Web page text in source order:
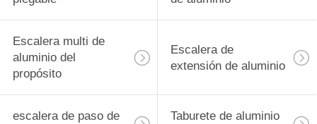
Escalera multi de
aluminio del
propósito
Escalera de
extensión de aluminio
escalera de paso de Taburete de aluminio